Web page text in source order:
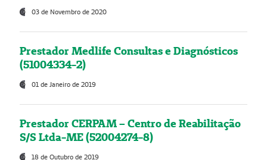
03 de Novembro de 2020
Prestador Medlife Consultas e Diagnósticos
(51004334-2)
01 de Janeiro de 2019
Prestador CERPAM – Centro de Reabilitação
S/S Ltda-ME (52004274-8)
18 de Outubro de 2019